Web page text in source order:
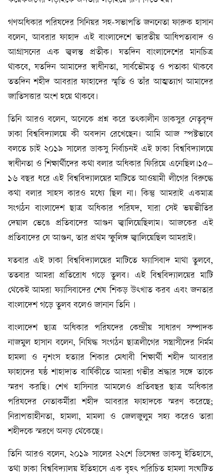
গণঅধিকার পরিষদের সিনিয়র সহ-সভাপতি জননেতা ফারুক হাসান
বলেন, আবরার ফাহাদ এই বাংলাদেশে ভারতীয় আধিপত্যবাদ ও
আগ্রাসনের এক জ্বলন্ত প্রতীক। যতদিন বাংলাদেশের মানচিত্র
থাকবে, যতদিন আমাদের স্বাধীনতা, সার্বভৌমত্ব ও পতাকা থাকবে
ততদিন শহীদ আবরার ফাহাদের স্মৃতি ও তাঁর আত্মত্যাগ আমাদের
জাতিসত্তার অংশ হয়ে থাকবে।
তিনি আরও বলেন, অনেকে প্রশ্ন করে তৎকালীন ডাকসুর নেতৃবৃন্দ
ঢাকা বিশ্ববিদ্যালয়ে কী অবদান রেখেছেন। আমি আজ স্পষ্টভাবে
বলতে চাই ২০১৯ সালের ডাকসু নির্বাচনই এই ঢাকা বিশ্ববিদ্যালয়ে
স্বাধীনতা ও শিক্ষার্থীদের কথা বলার অধিকার ফিরিয়ে এনেছিল।১৫–
১৬ বছর ধরে এই বিশ্ববিদ্যালয়ের মাটিতে আওয়ামী লীগের বিরুদ্ধে
কথা বলার সাহস কারও মধ্যে ছিল না। কিন্তু আমরাই একমাত্র
সংগঠন বাংলাদেশ ছাত্র অধিকার পরিষদ, যারা সেই ভয়ভীতির
দেয়াল ভেঙে প্রতিবাদের আগুন জ্বালিয়েছিলাম। আজকের এই
প্রতিবাদের যে আগুন, তার প্রথম স্ফুলিঙ্গ জ্বালিয়েছিল আমরাই।
যতবার এই ঢাকা বিশ্ববিদ্যালয়ের মাটিতে ফ্যাসিবাদ মাথা তুলবে,
ততবার আমরা প্রতিরোধ গড়ে তুলব। এই বিশ্ববিদ্যালয়ের মাটি
থেকেই আমরা ফ্যাসিবাদের শেষ শিকড় উৎখাত করব এবং জনতার
বাংলাদেশ গড়ে তুলব বলেও জানান তিনি ।
বাংলাদেশ ছাত্র অধিকার পরিষদের কেন্দ্রীয় সাধারণ সম্পাদক
নাজমুল হাসান বলেন, নিষিদ্ধ সংগঠন ছাত্রলীগের সন্ত্রাসীদের নির্মম
হামলা ও নৃশংস হত্যার শিকার মেধাবী শিক্ষার্থী শহীদ আবরার
ফাহাদের ষষ্ঠ শাহাদাত বার্ষিকীতে আমরা গভীর শ্রদ্ধার সঙ্গে তাকে
স্মরণ করছি। শেখ হাসিনার আমলেও প্রতিবছর ছাত্র অধিকার
পরিষদের নেতাকর্মীরা শহীদ আবরার ফাহাদকে স্মরণ করেছে;
নিরাপত্তাহীনতা, হামলা, মামলা ও জেলজুলুম সহ্য করেও তারা
শহীদকে স্মরণে অনড় থেকেছে।
তিনি আরও বলেন, ২০১৯ সালের ২২শে ডিসেম্বর ডাকসু ইতিহাসে,
তথা ঢাকা বিশ্ববিদ্যালয় ইতিহাসে এক বৃহৎ পরিচিত হামলা সংঘটিত